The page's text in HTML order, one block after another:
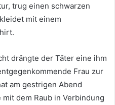
trug einen schwarzen
mit einem
drängte der Täter eine ihm
Frau zur
am gestrigen Abend
dem Raub in Verbindung